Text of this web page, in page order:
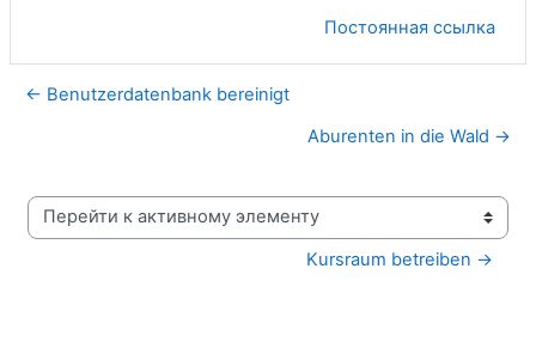
Постоянная ссылка
← Benutzerdatenbank bereinigt
Aburenten in die Wald →
Перейти к активному элементу
Kursraum betreiben →